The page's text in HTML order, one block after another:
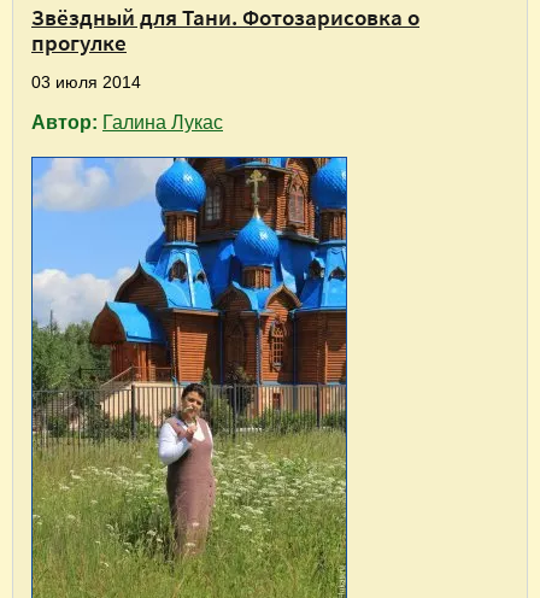
Звёздный для Тани. Фотозарисовка о
прогулке
03 июля 2014
Автор: Галина Лукас